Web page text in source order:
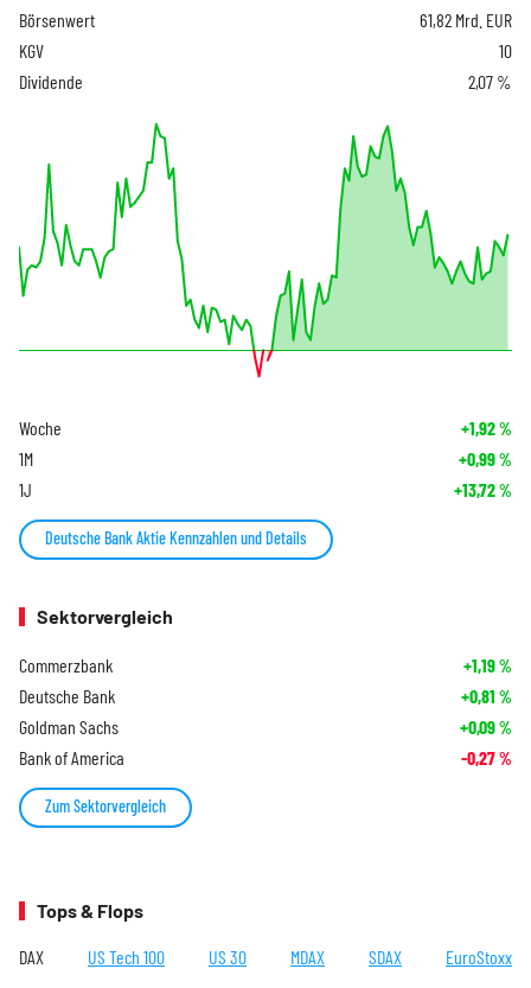
Börsenwert
61,82 Mrd. EUR
KGV
10
Dividende
2,07 %
Woche +1,92%
1M +0,99%
1J +13,72%
Deutsche Bank Aktie Kennzahlen und Details
Sektorvergleich
Commerzbank +1,19%
Deutsche Bank +0,81 %
Goldman Sachs +0,09%
Bank of America -0,27%
Zum Sektorvergleich
Tops & Flops
DAX US Tech 100 US 30 MDAX SDAX EuroStoxx